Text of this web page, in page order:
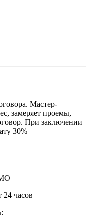
Мастер-
замеряет проемы,
При заключении
30%
24 часов